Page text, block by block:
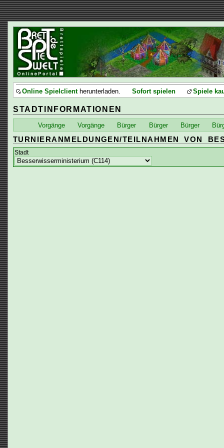
Online Spielclientherunterladen. Sofort spielen Spiele
STADTINFORMATIONEN
Vorgänge Vorgänge Bürger Bürger Bürger
TURNIERANMELDUNGEN/TEILNAHMEN VON
Stadt